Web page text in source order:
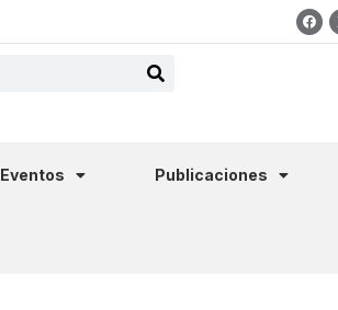
Eventos Publicaciones